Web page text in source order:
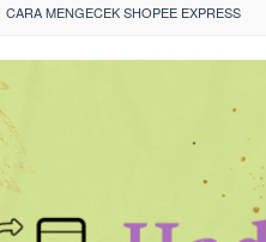
CARA MENGECEK SHOPEE EXPRESS